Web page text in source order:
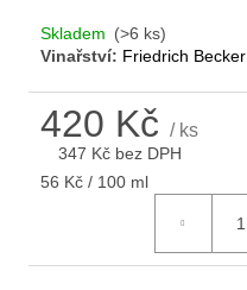
Skladem (>6 ks)
Vinařství: Friedrich Becker
420 Kč/ ks
347 Kč bez DPH
Měrná
56 Kč / 100 ml
p
e